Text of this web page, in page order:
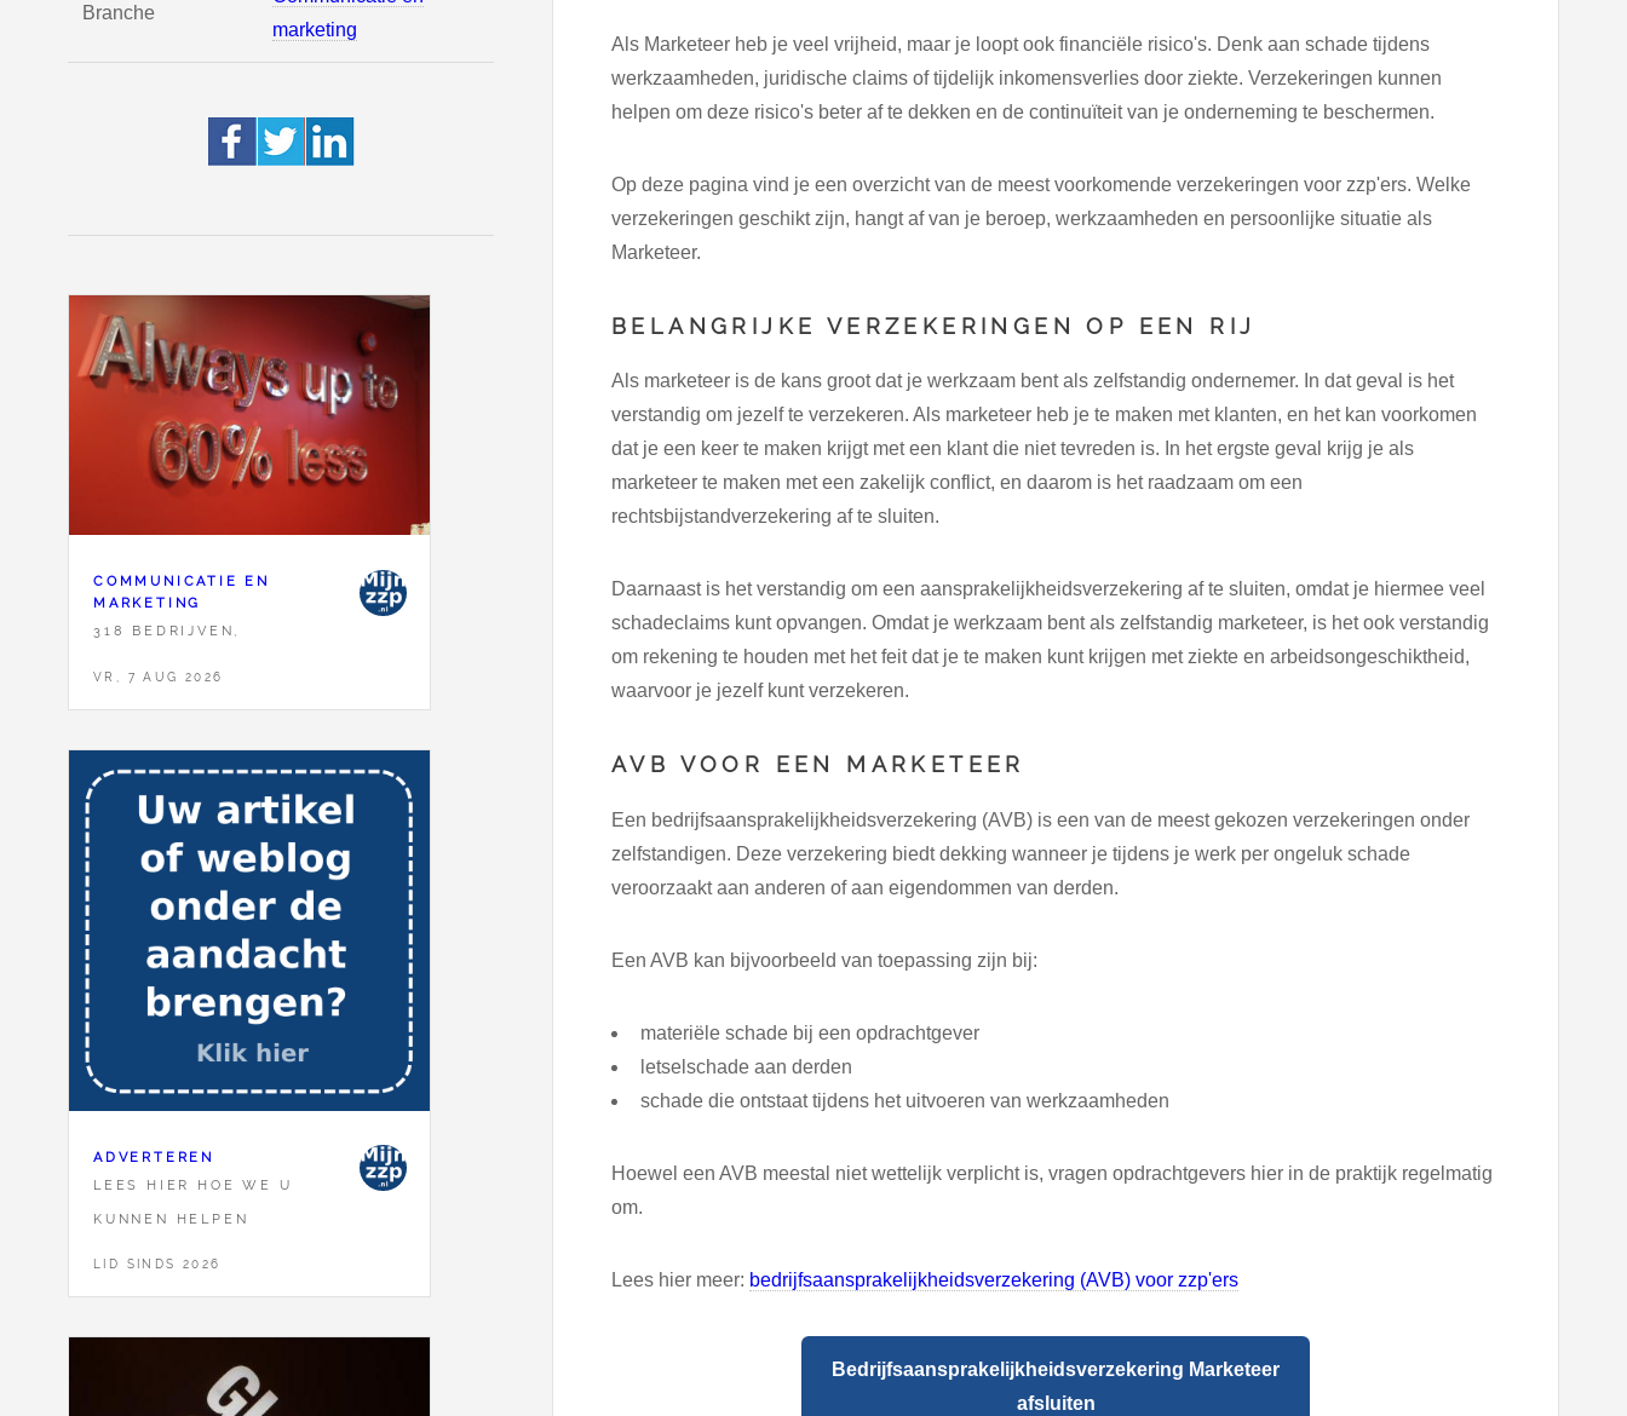
Branche
marketing
COMMUNICATIE EN
MARKETING
318 BEDRIJVEN,
VR, 7 AUG 2026
ADVERTEREN
LEES HIER HOE WE U
KUNNEN HELPEN
LID SINDS 2026
Als Marketeer heb je veel vrijheid, maar je loopt ook financiële risico's. Denk aan schade tijdens
werkzaamheden, juridische claims of tijdelijk inkomensverlies door ziekte. Verzekeringen kunnen
helpen om deze risico's beter af te dekken en de continuïteit van je onderneming te beschermen.
Op deze pagina vind je een overzicht van de meest voorkomende verzekeringen voor zzp'ers. Welke
verzekeringen geschikt zijn, hangt af van je beroep, werkzaamheden en persoonlijke situatie als
Marketeer.
BELANGRIJKE VERZEKERINGEN OP EEN RIJ
Als marketeer is de kans groot dat je werkzaam bent als zelfstandig ondernemer. In dat geval is het
verstandig om jezelf te verzekeren. Als marketeer heb je te maken met klanten, en het kan voorkomen
dat je een keer te maken krijgt met een klant die niet tevreden is. In het ergste geval krijg je als
marketeer te maken met een zakelijk conflict, en daarom is het raadzaam om een
rechtsbijstandverzekering af te sluiten.
Daarnaast is het verstandig om een aansprakelijkheidsverzekering af te sluiten, omdat je hiermee veel
schadeclaims kunt opvangen. Omdat je werkzaam bent als zelfstandig marketeer, is het ook verstandig
om rekening te houden met het feit dat je te maken kunt krijgen met ziekte en arbeidsongeschiktheid,
waarvoor je jezelf kunt verzekeren.
AVB VOOR EEN MARKETEER
Een bedrijfsaansprakelijkheidsverzekering (AVB) is een van de meest gekozen verzekeringen onder
zelfstandigen. Deze verzekering biedt dekking wanneer je tijdens je werk per ongeluk schade
veroorzaakt aan anderen of aan eigendommen van derden.
Een AVB kan bijvoorbeeld van toepassing zijn bij:
materiële schade bij een opdrachtgever
letselschade aan derden
schade die ontstaat tijdens het uitvoeren van werkzaamheden
Hoewel een AVB meestal niet wettelijk verplicht is, vragen opdrachtgevers hier in de praktijk regelmatig
om.
Lees hier meer: bedrijfsaansprakelijkheidsverzekering (AVB) voor zzp'ers
Bedrijfsaansprakelijkheidsverzekering Marketeer
afsluiten